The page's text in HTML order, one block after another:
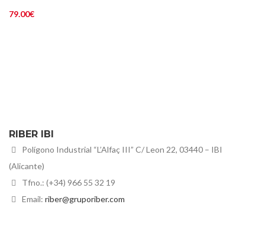
79.00€
RIBER IBI
Polígono Industrial “L’Alfaç III” C/ Leon 22, 03440 – IBI
(Alicante)
Tfno.: (+34) 966 55 32 19
Email: riber@gruporiber.com